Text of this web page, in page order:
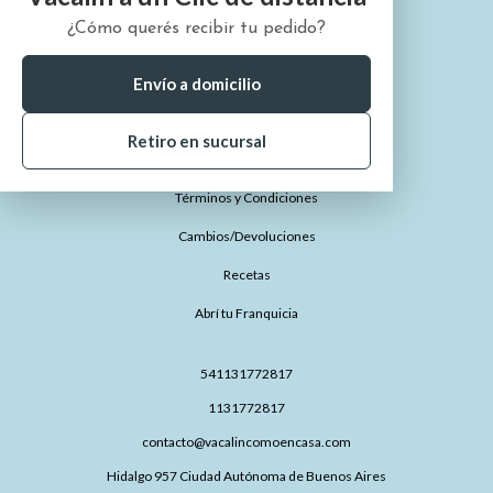
¿Cómo querés recibir tu pedido?
Envío a domicilio
Retiro en sucursal
¿Cómo comprar?
Términos y Condiciones
Cambios/Devoluciones
Recetas
Abrí tu Franquicia
541131772817
1131772817
contacto@vacalincomoencasa.com
Hidalgo 957 Ciudad Autónoma de Buenos Aires